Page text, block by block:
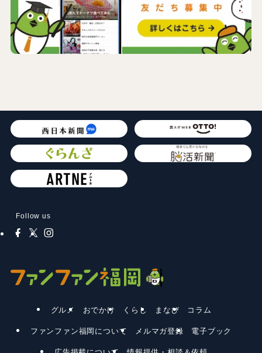
Follow us
グルメ おでかけ くらし まなび コラム
ファンファン福岡について メルマガ登録 電子ブック